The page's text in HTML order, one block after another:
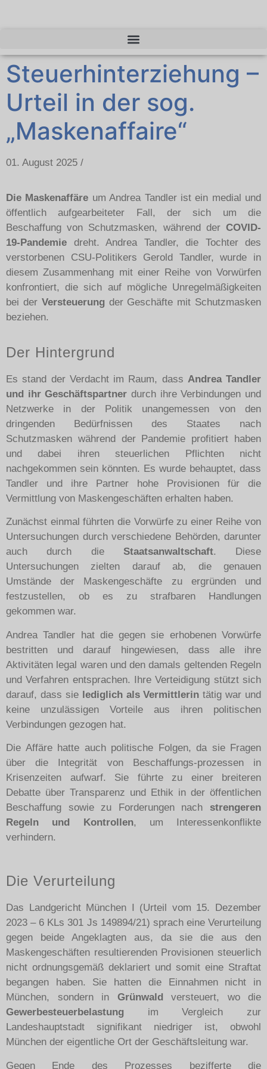
Steuerhinterziehung –
Urteil in der sog.
„Maskenaffaire“
01. August 2025 /
Die Maskenaffäre um Andrea Tandler ist ein medial und
öffentlich aufgearbeiteter Fall, der sich um die
Beschaffung von Schutzmasken, während der COVID-
19-Pandemie dreht. Andrea Tandler, die Tochter des
verstorbenen CSU-Politikers Gerold Tandler, wurde in
diesem Zusammenhang mit einer Reihe von Vorwürfen
konfrontiert, die sich auf mögliche Unregelmäßigkeiten
bei der Versteuerungder Geschäfte mit Schutzmasken
beziehen.
Der Hintergrund
Es stand der Verdacht im Raum, dass Andrea Tandler
und ihr Geschäftspartner durch ihre Verbindungen und
Netzwerke in der Politik unangemessen von den
dringenden Bedürfnissen des Staates nach
Schutzmasken während der Pandemie profitiert haben
und dabei ihren steuerlichen Pflichten nicht
nachgekommen sein könnten. Es wurde behauptet, dass
Tandler und ihre Partner hohe Provisionen für die
Vermittlung von Maskengeschäften erhalten haben.
Zunächst einmal führten die Vorwürfe zu einer Reihe von
Untersuchungen durch verschiedene Behörden, darunter
auch durch die Staatsanwaltschaft. Diese
Untersuchungen zielten darauf ab, die genauen
Umstände der Maskengeschäfte zu ergründen und
festzustellen, ob es zu strafbaren Handlungen
gekommen war.
Andrea Tandler hat die gegen sie erhobenen Vorwürfe
bestritten und darauf hingewiesen, dass alle ihre
Aktivitäten legal waren und den damals geltenden Regeln
und Verfahren entsprachen. Ihre Verteidigung stützt sich
darauf, dass sie lediglich als Vermittlerin tätig war und
keine unzulässigen Vorteile aus ihren politischen
Verbindungen gezogen hat.
Die Affäre hatte auch politische Folgen, da sie Fragen
über die Integrität von Beschaffungs-prozessen in
Krisenzeiten aufwarf. Sie führte zu einer breiteren
Debatte über Transparenz und Ethik in der öffentlichen
Beschaffung sowie zu Forderungen nach strengeren
Regeln und Kontrollen, um Interessenkonflikte
verhindern.
Die Verurteilung
Das Landgericht München I (Urteil vom 15. Dezember
2023 – 6 KLs 301 Js 149894/21) sprach eine Verurteilung
gegen beide Angeklagten aus, da sie die aus den
Maskengeschäften resultierenden Provisionen steuerlich
nicht ordnungsgemäß deklariert und somit eine Straftat
begangen haben. Sie hatten die Einnahmen nicht in
München, sondern in Grünwald
versteuert, wo die
Gewerbesteuerbelastung im Vergleich zur
Landeshauptstadt signifikant niedriger ist, obwohl
München der eigentliche Ort der Geschäftsleitung war.
Gegen Ende des Prozesses bezifferte die